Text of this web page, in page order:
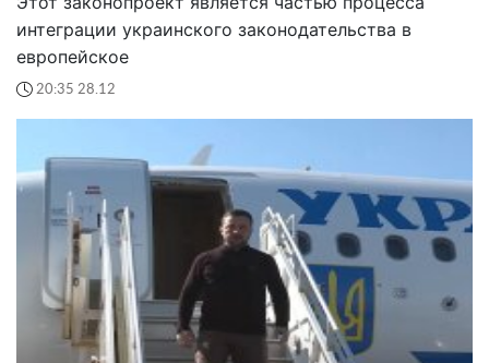
интеграции украинского законодательства в
европейское
20:35 28.12